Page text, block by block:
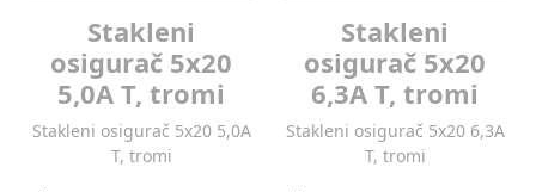
Stakleni
osigurač 5x20
5,0A T, tromi
Stakleni osigurač 5x20 5,0A
T, tromi
Stakleni
osigurač 5x20
6,3A T, tromi
Stakleni osigurač 5x20 6,3A
T, tromi